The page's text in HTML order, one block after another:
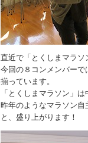
直近で「とくしまマラソ
今回の８コンメンバー
揃っています。
「とくしまマラソン」
昨年のようなマラソン自
と、盛り上がります！